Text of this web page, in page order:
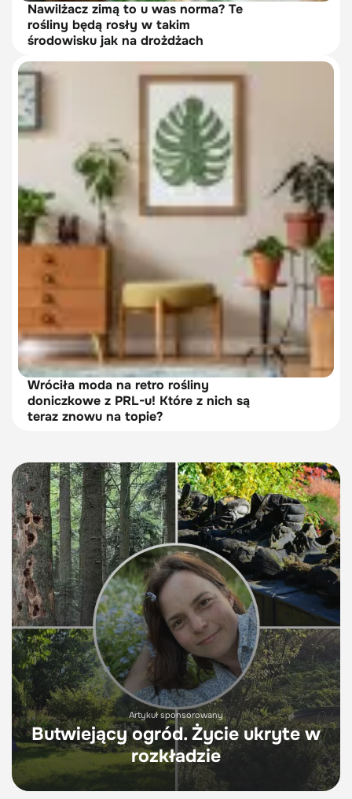
Nawilżacz zimą to u was norma? Te
rośliny będą rosły w takim
środowisku jak na drożdżach
Wróciła moda na retro rośliny
doniczkowe z PRL-u! Które z nich są
teraz znowu na topie?
Artykuł sponsorowany
Butwiejący ogród. Życie ukryte w
rozkładzie